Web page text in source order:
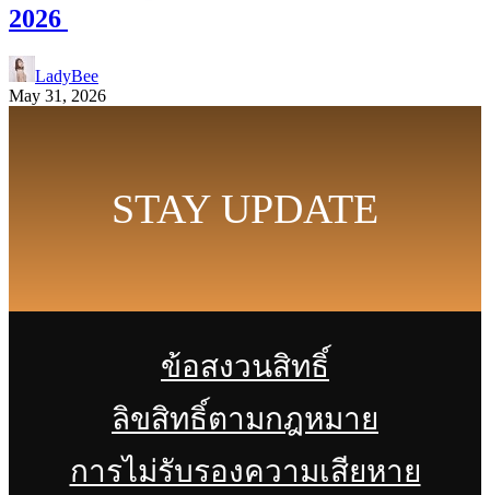
2026
LadyBee
May 31, 2026
STAY UPDATE
ข้อสงวนสิทธิ์
ลิขสิทธิ์ตามกฎหมาย
การไม่รับรองความเสียหาย